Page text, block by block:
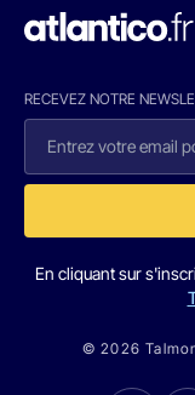
RECEVEZ NOTRE
En cliquant sur
© 2026